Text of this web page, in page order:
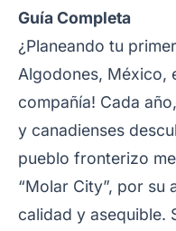
Guía Completa
¿Planeando tu
Algodones, México,
compañía! Cada
y canadienses
pueblo fronterizo
“Molar City”, por su
calidad y asequible.